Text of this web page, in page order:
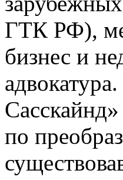
ГТК РФ),
бизнес и
по